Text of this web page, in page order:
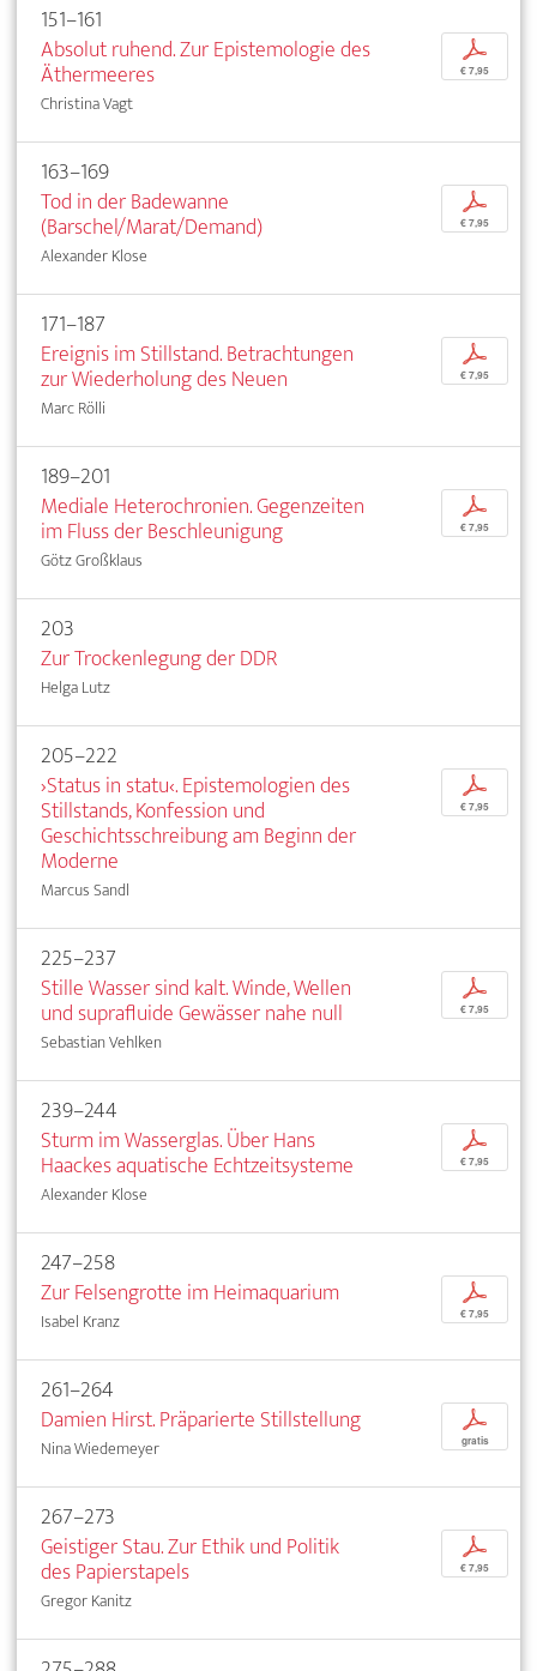
151–161
Absolut ruhend. Zur Epistemologie des
Äthermeeres
Christina Vagt
p
€ 7,95
163–169
Tod in der Badewanne
(Barschel/Marat/Demand)
Alexander Klose
p
€ 7,95
171–187
Ereignis im Stillstand. Betrachtungen
zur Wiederholung des Neuen
Marc Rölli
p
€ 7,95
189–201
Mediale Heterochronien. Gegenzeiten
im Fluss der Beschleunigung
Götz Großklaus
p
€ 7,95
203
Zur Trockenlegung der DDR
Helga Lutz
205–222
›Status in statu‹. Epistemologien des
Stillstands, Konfession und
Geschichtsschreibung am Beginn der
Moderne
Marcus Sandl
p
€ 7,95
225–237
Stille Wasser sind kalt. Winde, Wellen
und suprafluide Gewässer nahe null
Sebastian Vehlken
p
€ 7,95
239–244
Sturm im Wasserglas. Über Hans
Haackes aquatische Echtzeitsysteme
Alexander Klose
p
€ 7,95
247–258
Zur Felsengrotte im Heimaquarium
Isabel Kranz
p
€ 7,95
261–264
Damien Hirst. Präparierte Stillstellung
Nina Wiedemeyer
p
gratis
267–273
Geistiger Stau. Zur Ethik und Politik
des Papierstapels
Gregor Kanitz
p
€ 7,95